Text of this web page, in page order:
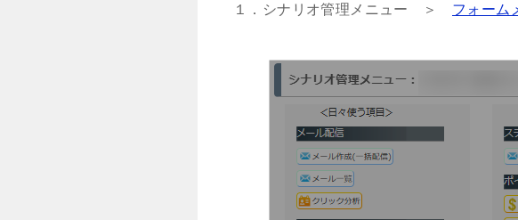
１．シナリオ管理メニュー ＞ フォーム